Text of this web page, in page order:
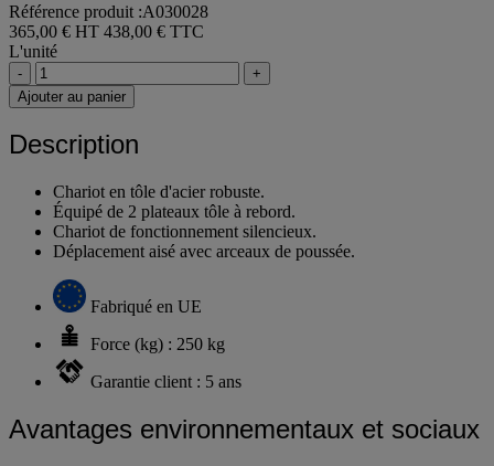
Référence produit :A030028
365,00 € HT 438,00 € TTC
L'unité
-
+
Ajouter au panier
Description
Chariot en tôle d'acier robuste.
Équipé de 2 plateaux tôle à rebord.
Chariot de fonctionnement silencieux.
Déplacement aisé avec arceaux de poussée.
Fabriqué en UE
Force (kg) : 250 kg
Garantie client : 5 ans
Avantages environnementaux et sociaux